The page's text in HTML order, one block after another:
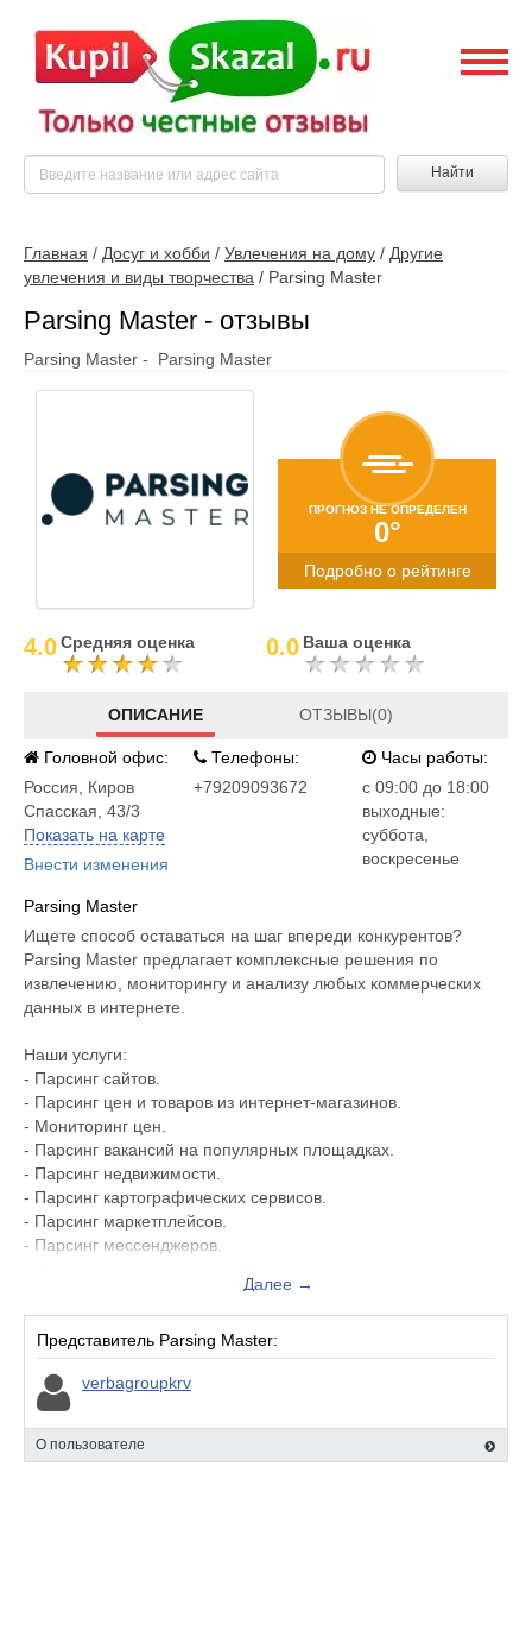
Найти
Главная / Досуг и хобби / Увлечения на дому / Другие
увлечения и виды творчества / Parsing Master
Parsing Master - отзывы
Parsing Master - Parsing Master
ПРОГНОЗ НЕ ОПРЕДЕЛЕН
0°
Подробно о рейтинге
4.0Средняя оценка 0.0 Ваша оценка
ОПИСАНИЕ ОТЗЫВЫ(0)
Головной офис:
Россия
Киров
Спасская, 43/3
Показать на карте
Внести изменения
Телефоны:
+79209093672
Часы работы:
c 09:00 до 18:00
выходные:
суббота,
воскресенье
Parsing Master
Ищете способ оставаться на шаг впереди конкурентов?
Parsing Master предлагает комплексные решения по
извлечению, мониторингу и анализу любых коммерческих
данных в интернете.
Наши услуги:
- Парсинг сайтов.
- Парсинг цен и товаров из интернет-магазинов.
- Мониторинг цен.
- Парсинг вакансий на популярных площадках.
- Парсинг недвижимости.
- Парсинг картографических сервисов.
- Парсинг маркетплейсов.
- Парсинг мессенджеров.
- Продажа готовых баз данных для бизнеса.
Наши преимущества.
- 10 лет опыт в сфере сбора и анализа данных.
- Любая сложность проектов.
- Отчётность в любом формате (xls, csv, xml, json, pdf,
CloudDocs и др.).
- Любые интеграции для импорта данных (CMS, CRM, ERP и
Далее →
Представитель Parsing Master:
verbagroupkrv
О пользователе